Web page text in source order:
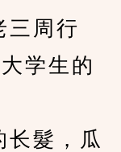
周行
学生的
髮，瓜